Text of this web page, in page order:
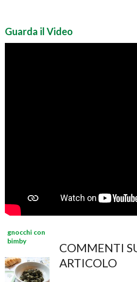
Guarda il Video
gnocchi con
bimby
COMMENTI
ARTICOLO